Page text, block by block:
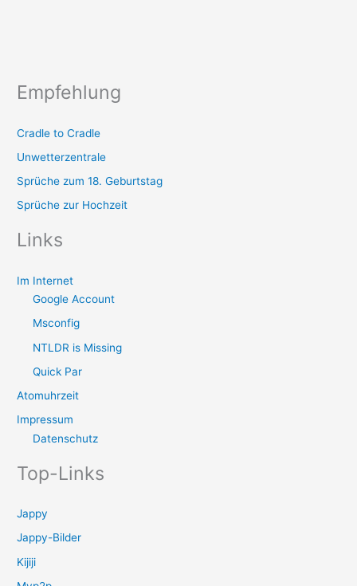
Empfehlung
Cradle to Cradle
Unwetterzentrale
Sprüche zum 18. Geburtstag
Sprüche zur Hochzeit
Links
Im Internet
Google Account
Msconfig
NTLDR is Missing
Quick Par
Atomuhrzeit
Impressum
Datenschutz
Top-Links
Jappy
Jappy-Bilder
Kijiji